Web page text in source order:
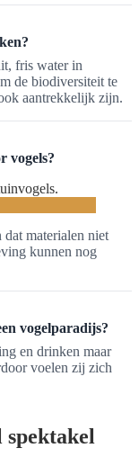
fris water in
de biodiversiteit te
aantrekkelijk zijn.
vogels?
materialen niet
kunnen nog
vogelparadijs?
en drinken maar
voelen zij zich
spektakel